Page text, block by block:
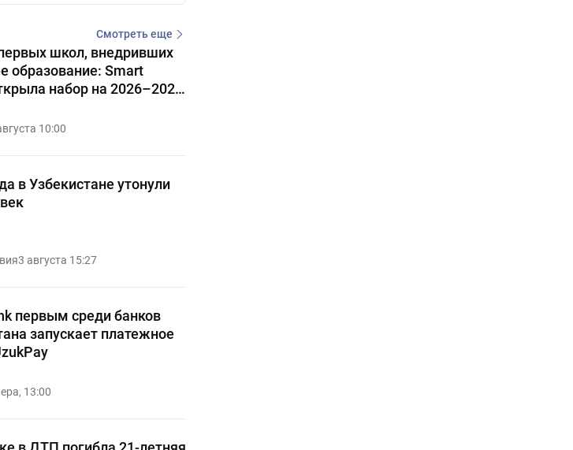
Смотреть еще
школ, внедривших
образование: Smart
набор на 2026–2027
10:00
в Узбекистане утонули
3 августа 15:27
первым среди банков
запускает платежное
13:00